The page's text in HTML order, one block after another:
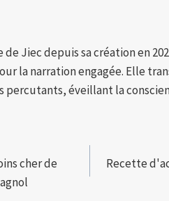
Jiec depuis sa création en
la narration engagée. Elle
percutants, éveillant la
cher de
Recette